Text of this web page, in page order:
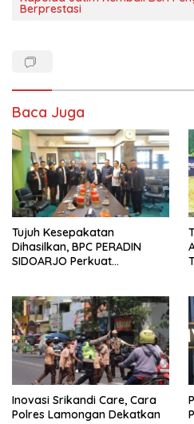
Berprestasi
Baca Juga
Tujuh Kesepakatan
Dihasilkan, BPC PERADIN
SIDOARJO Perkuat
Inovasi Srikandi Care, Cara
Polres Lamongan Dekatkan